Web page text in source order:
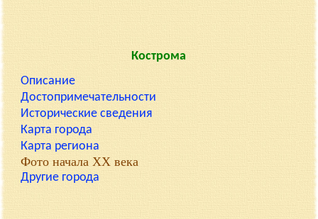
Кострома
Описание
Достопримечательности
Исторические сведения
Карта города
Карта региона
Фото начала XX века
Другие города